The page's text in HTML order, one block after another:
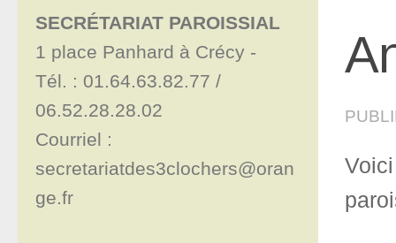
SECRÉTARIAT PAROISSIAL
1 place Panhard à Crécy -
Tél. : 01.64.63.82.77 /
06.52.28.28.02
Courriel :
secretariatdes3clochers@oran
ge.fr